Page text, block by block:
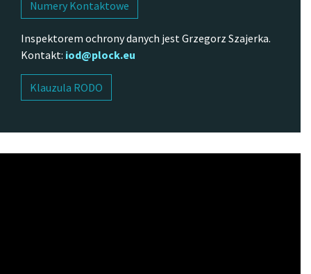
Numery Kontaktowe
Inspektorem ochrony danych jest Grzegorz Szajerka.
Kontakt: iod@plock.eu
Klauzula RODO